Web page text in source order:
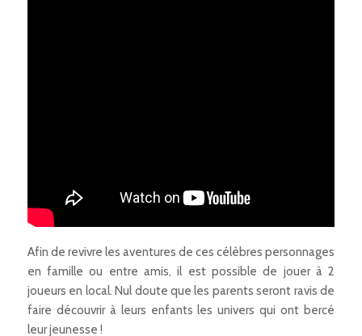
Afin de revivre les aventures de ces célèbres personnages
en famille ou entre amis, il est possible de jouer à 2
joueurs en local. Nul doute que les parents seront ravis de
faire découvrir à leurs enfants les univers qui ont bercé
leur jeunesse !